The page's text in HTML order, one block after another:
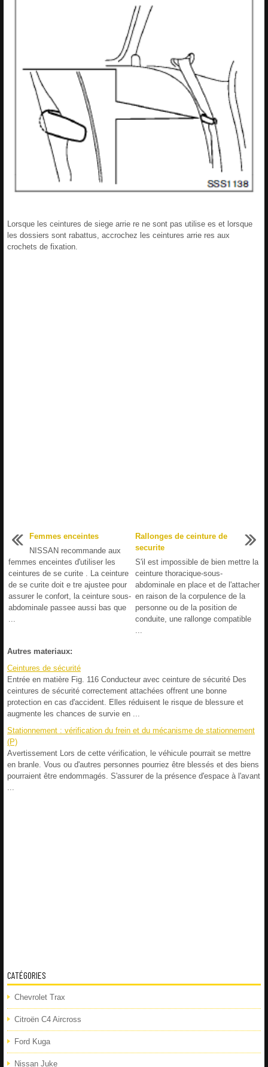
Lorsque les ceintures de siege arrie re ne sont pas utilise es et lorsque
les dossiers sont rabattus, accrochez les ceintures arrie res aux
crochets de fixation.
Femmes enceintes
NISSAN recommande aux
femmes enceintes d'utiliser les
ceintures de se curite . La ceinture
de se curite doit e tre ajustee pour
assurer le confort, la ceinture sous-
abdominale passee aussi bas que
...
Rallonges de ceinture de
securite
S'il est impossible de bien mettre la
ceinture thoracique-sous-
abdominale en place et de l'attacher
en raison de la corpulence de la
personne ou de la position de
conduite, une rallonge compatible
...
Autres materiaux:
Ceintures de sécurité
Entrée en matière Fig. 116 Conducteur avec ceinture de sécurité Des
ceintures de sécurité correctement attachées offrent une bonne
protection en cas d'accident. Elles réduisent le risque de blessure et
augmente les chances de survie en ...
Stationnement : vérification du frein et du mécanisme de stationnement
(P)
Avertissement Lors de cette vérification, le véhicule pourrait se mettre
en branle. Vous ou d'autres personnes pourriez être blessés et des biens
pourraient être endommagés. S'assurer de la présence d'espace à l'avant
...
CATÉGORIES
Chevrolet Trax
Citroën C4 Aircross
Ford Kuga
Nissan Juke